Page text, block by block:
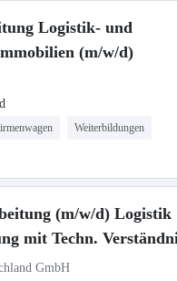
Logistik- und
(m/w/d)
Weiterbildungen
(m/w/d) Logistik
mit Techn.
GmbH